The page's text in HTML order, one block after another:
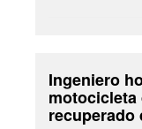
Ingeniero
motocicleta
recuperado